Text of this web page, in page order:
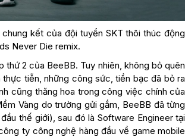
kết của đội tuyển SKT thôi thúc động
Never Die remix.
2 của BeeBB. Tuy nhiên, không bỏ quên
tiễn, những công sức, tiền bạc đã bỏ ra
cũng thăng hoa trong công việc chính của
Vàng do trường gửi gắm, BeeBB đã từng
thế giới), sau đó là Software Engineer tại
ty công nghệ hàng đầu về game mobile